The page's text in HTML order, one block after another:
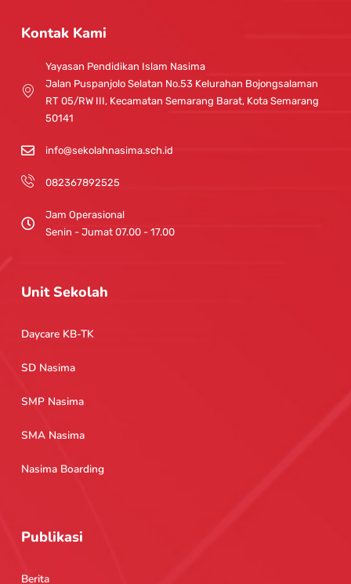
t
a
g
r
a
m
t
u
b
e
Kontak Kami
Yayasan Pendidikan Islam Nasima
Jalan Puspanjolo Selatan No.53 Kelurahan Bojongsalaman
RT 05/RW III, Kecamatan Semarang Barat, Kota Semarang
50141
info@sekolahnasima.sch.id
082367892525
Jam Operasional
Senin - Jumat 07.00 - 17.00
Unit Sekolah
Daycare KB-TK
SD Nasima
SMP Nasima
SMA Nasima
Nasima Boarding
Publikasi
Berita